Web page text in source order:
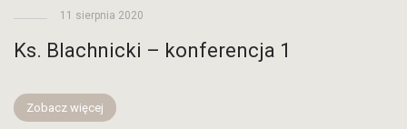
11 sierpnia 2020
Ks. Blachnicki – konferencja 1
Zobacz więcej